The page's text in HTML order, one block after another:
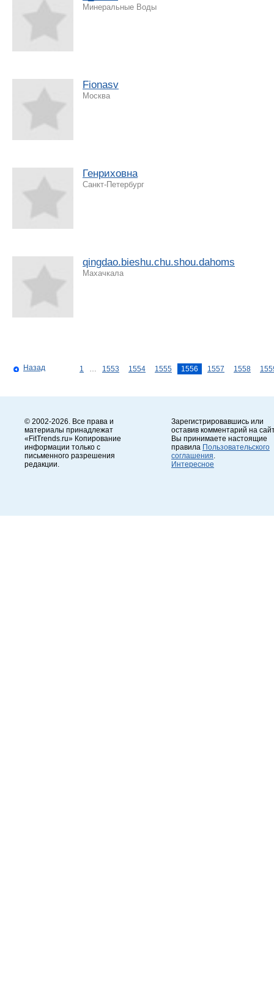
Минеральные Воды
Fionasv
Москва
Генриховна
Санкт-Петербург
qingdao.bieshu.chu.shou.dahoms
Махачкала
Назад 1 1553 1554 1555 1556 1557 1558
© 2002-2026. Все права и
материалы принадлежат
«FitTrends.ru» Копирование
информации только с
письменного разрешения
редакции.
Зарегистрировавшись или
оставив комментарий на
Вы принимаете настоящие
правила Пользовательского
соглашения
Интересное